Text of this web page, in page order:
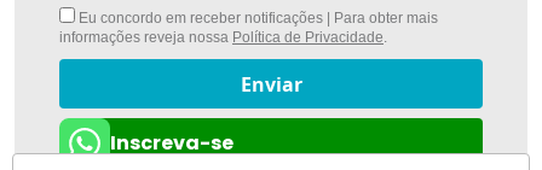
Eu concordo em receber notificações | Para obter mais
informações reveja nossa Política de Privacidade.
Enviar
Inscreva-se